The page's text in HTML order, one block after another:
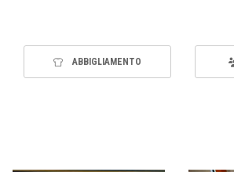
ABBIGLIAMENTO